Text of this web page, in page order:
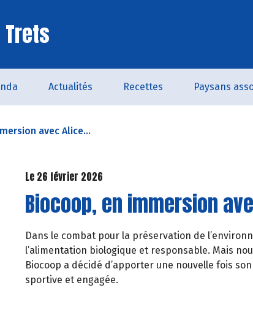
Trets
Actualités Recettes Paysans
avec Alice...
Le 26 février 2026
Biocoop, en immersion
Dans le combat pour la préservation de
l’alimentation biologique et responsable. Mais
Biocoop a décidé d’apporter une nouvelle fois
sportive et engagée.